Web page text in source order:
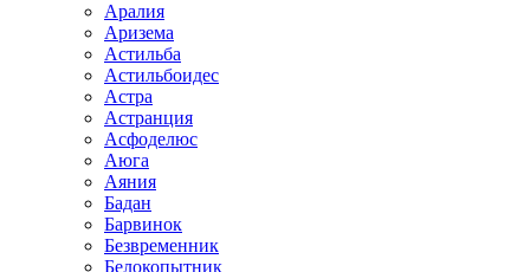
Аралия
Аризема
Астильба
Астильбоидес
Астра
Астранция
Асфоделюс
Аюга
Аяния
Бадан
Барвинок
Безвременник
Белокопытник